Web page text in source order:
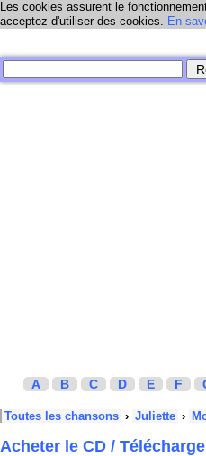
Les cookies assurent le
acceptez d'utiliser des cookies. En
A B C D E F
Toutes les chansons › Juliette ›
Acheter le CD /